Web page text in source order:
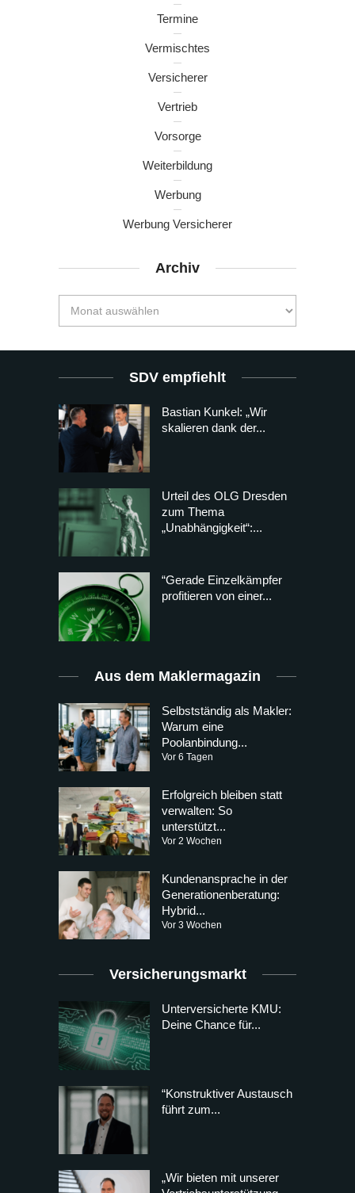
Termine
Vermischtes
Versicherer
Vertrieb
Vorsorge
Weiterbildung
Werbung
Werbung Versicherer
Archiv
SDV empfiehlt
Bastian Kunkel: „Wir
skalieren dank der...
Urteil des OLG Dresden
zum Thema
„Unabhängigkeit“:...
“Gerade Einzelkämpfer
profitieren von einer...
Aus dem Maklermagazin
Selbstständig als Makler:
Warum eine
Poolanbindung...
Vor 6 Tagen
Erfolgreich bleiben statt
verwalten: So
unterstützt...
Vor 2 Wochen
Kundenansprache in der
Generationenberatung:
Hybrid...
Vor 3 Wochen
Versicherungsmarkt
Unterversicherte KMU:
Deine Chance für...
“Konstruktiver Austausch
führt zum...
„Wir bieten mit unserer